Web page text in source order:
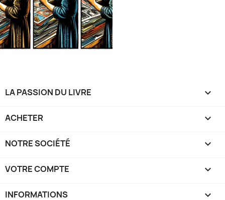
LA PASSION DU LIVRE 
ACHETER 
NOTRE SOCIÉTÉ 
VOTRE COMPTE 
INFORMATIONS keyboard_arrow_down